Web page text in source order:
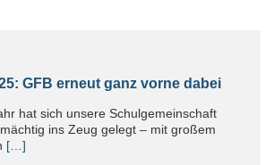
GFB erneut ganz vorne dabei
hat sich unsere Schulgemeinschaft
ins Zeug gelegt – mit großem
[…]